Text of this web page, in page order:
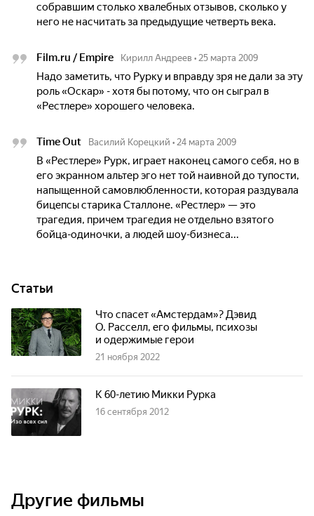
собравшим столько хвалебных отзывов, сколько у
него не насчитать за предыдущие четверть века.
Film.ru / Empire Кирилл Андреев • 25 марта 2009
Надо заметить, что Рурку и вправду зря не дали за эту
роль «Оскар» - хотя бы потому, что он сыграл в
«Рестлере» хорошего человека.
Time Out Василий Корецкий • 24 марта 2009
В «Рестлере» Рурк, играет наконец самого себя, но в
его экранном альтер эго нет той наивной до тупости,
напыщенной самовлюбленности, которая раздувала
бицепсы старика Сталлоне. «Рестлер» — это
трагедия, причем трагедия не отдельно взятого
бойца-одиночки, а людей шоу-бизнеса...
Статьи
Что спасет «Амстердам»? Дэвид
О. Расселл, его фильмы, психозы
и одержимые герои
21 ноября 2022
К 60-летию Микки Рурка
16 сентября 2012
Другие фильмы